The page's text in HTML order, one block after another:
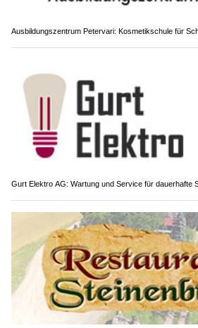
Ausbildungszentrum Petervari: Kosmetikschule für
Gurt Elektro AG: Wartung und Service für dauerhafte